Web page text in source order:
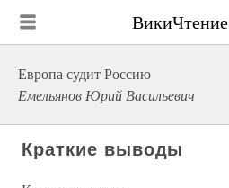
ВикиЧтение
Европа судит Россию
Емельянов Юрий Васильевич
Краткие выводы